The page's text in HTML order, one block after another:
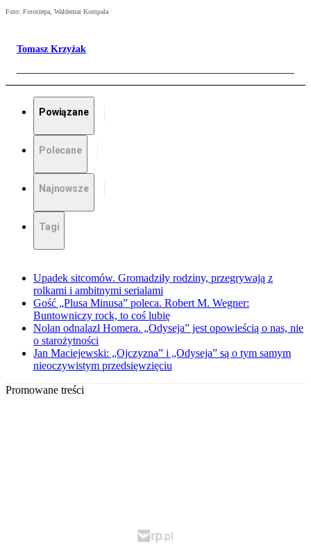
Foto: Fotorzepa, Waldemar Kompala
Tomasz Krzyżak
Powiązane
Polecane
Najnowsze
Tagi
Upadek sitcomów. Gromadziły rodziny, przegrywają z
rolkami i ambitnymi serialami
Gość „Plusa Minusa” poleca. Robert M. Wegner:
Buntowniczy rock, to coś lubię
Nolan odnalazł Homera. „Odyseja” jest opowieścią o nas, nie
o starożytności
Jan Maciejewski: „Ojczyzna” i „Odyseja” są o tym samym
nieoczywistym przedsięwzięciu
Promowane treści